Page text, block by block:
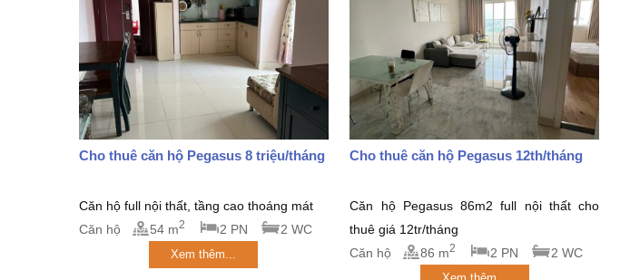
Cho thuê căn hộ Pegasus 8 triệu/tháng
Căn hộ full nội thất, tầng cao thoáng mát
Căn hộ
54 m2 2 PN 2 WC
Xem thêm...
Cho thuê căn hộ Pegasus 12th/tháng
Căn hộ Pegasus 86m2 full nội thất cho
thuê giá 12tr/tháng
Căn hộ
86 m2 2 PN 2 WC